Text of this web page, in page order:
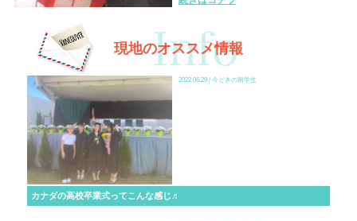
現地のオススメ情報
2022.06.29 / 今どきの留学生
カナダの高校卒業式ってこんな感じ♬